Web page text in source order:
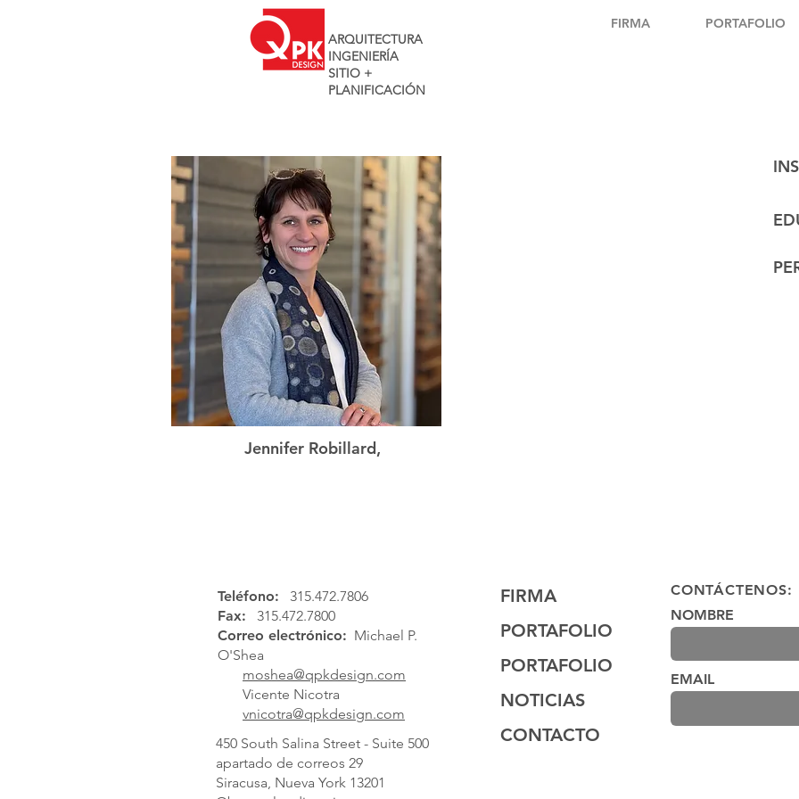
ARQUITECTURA
INGENIERÍA
SITIO +
PLANIFICACIÓN
FIRMA PORTAFOLIO
Jennifer Robillard,
Teléfono:
315.472.7806
Fax: 315.472.7800
Correo electrónico: Michael P.
O'Shea
moshea@qpkdesign.com
Vicente Nicotra
vnicotra@qpkdesign.com
450 South Salina Street - Suite 500
apartado de correos 29
Siracusa, Nueva York 13201
FIRMA
PORTAFOLIO
PORTAFOLIO
NOTICIAS
CONTACTO
CONTÁCTENOS:
NOMBRE
EMAIL